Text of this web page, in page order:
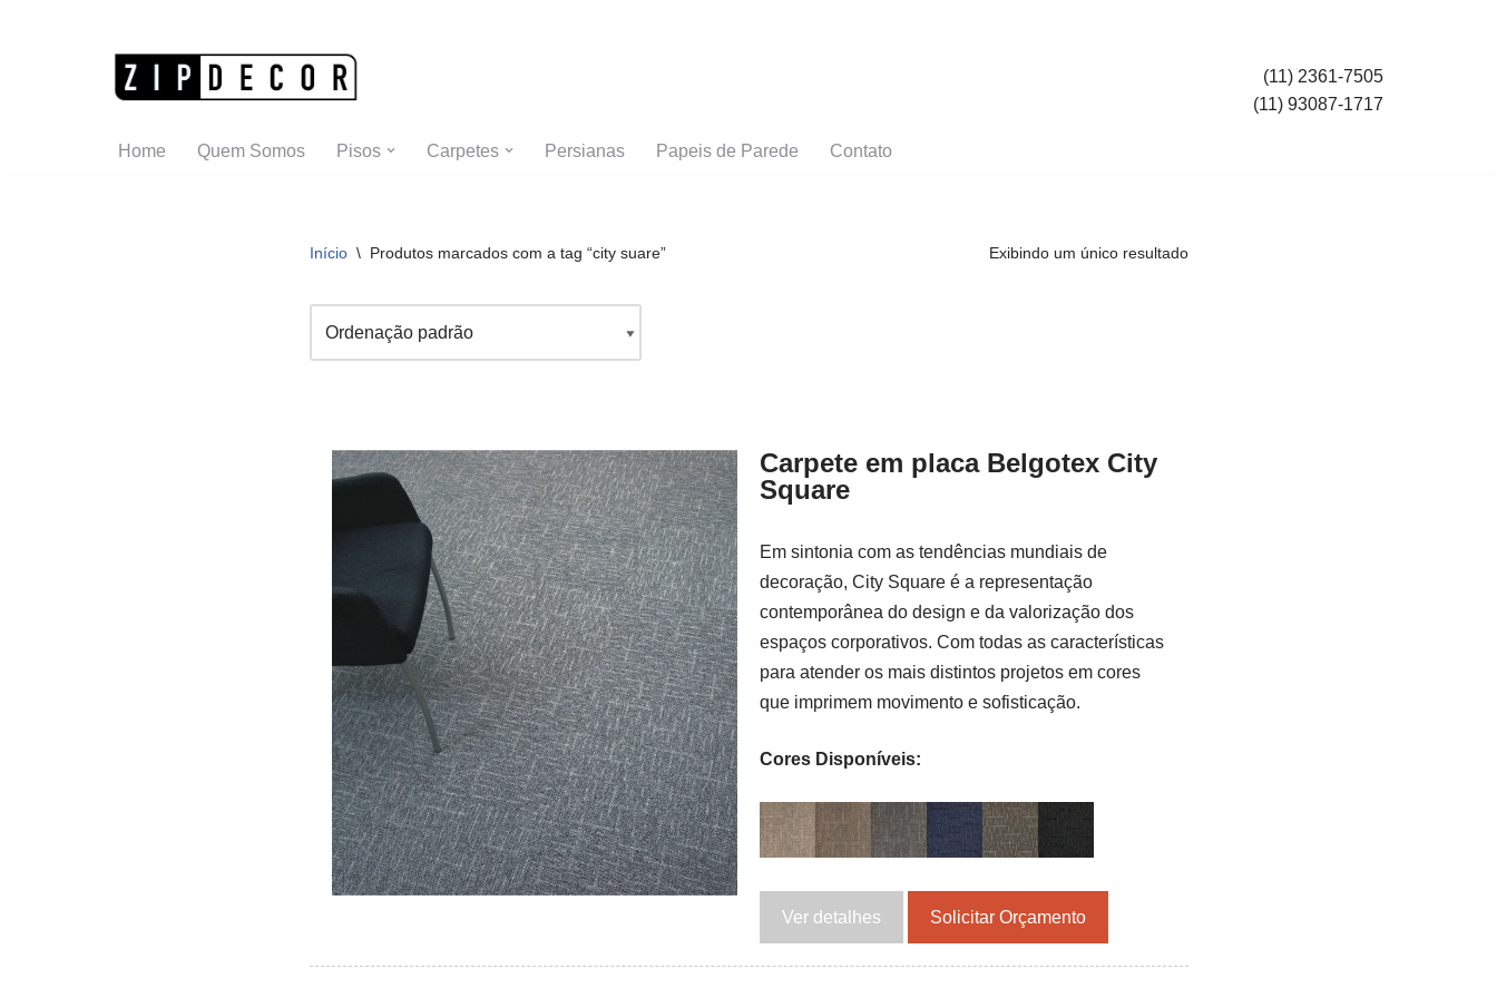
(11) 2361-7505
(11) 93087-1717
Home Quem Somos Pisos Carpetes Persianas Papeis de Parede Contato
Início \ Produtos marcados com a tag “city suare” Exibindo um único resultado
Carpete em placa Belgotex City
Square
Em sintonia com as tendências mundiais de
decoração, City Square é a representação
contemporânea do design e da valorização dos
espaços corporativos. Com todas as características
para atender os mais distintos projetos em cores
que imprimem movimento e sofisticação.
Cores Disponíveis:
Ver detalhes Solicitar Orçamento